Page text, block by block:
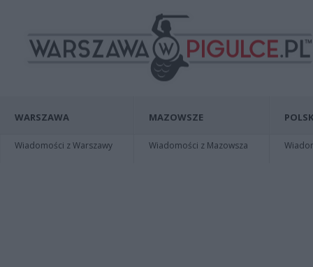
WARSZAWA
Wiadomości z Warszawy
MAZOWSZE
Wiadomości z Mazowsza